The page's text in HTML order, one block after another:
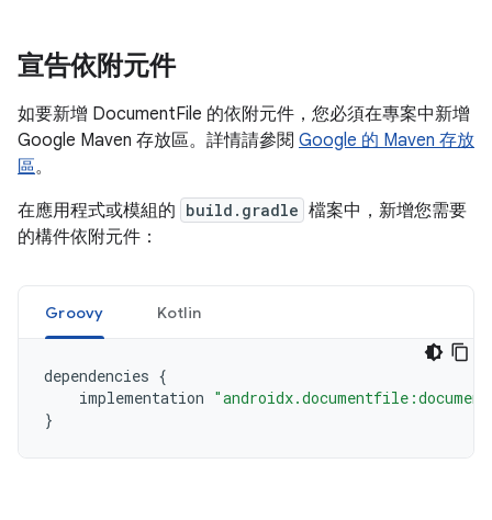
宣告依附元件
如要新增 DocumentFile 的依附元件，您必須在專案中新增
Google Maven 存放區。詳情請參閱 Google 的 Maven 存放
區。
在應用程式或模組的 build.gradle 檔案中，新增您需要
的構件依附元件：
Groovy Kotlin
dependencies {
implementation
}